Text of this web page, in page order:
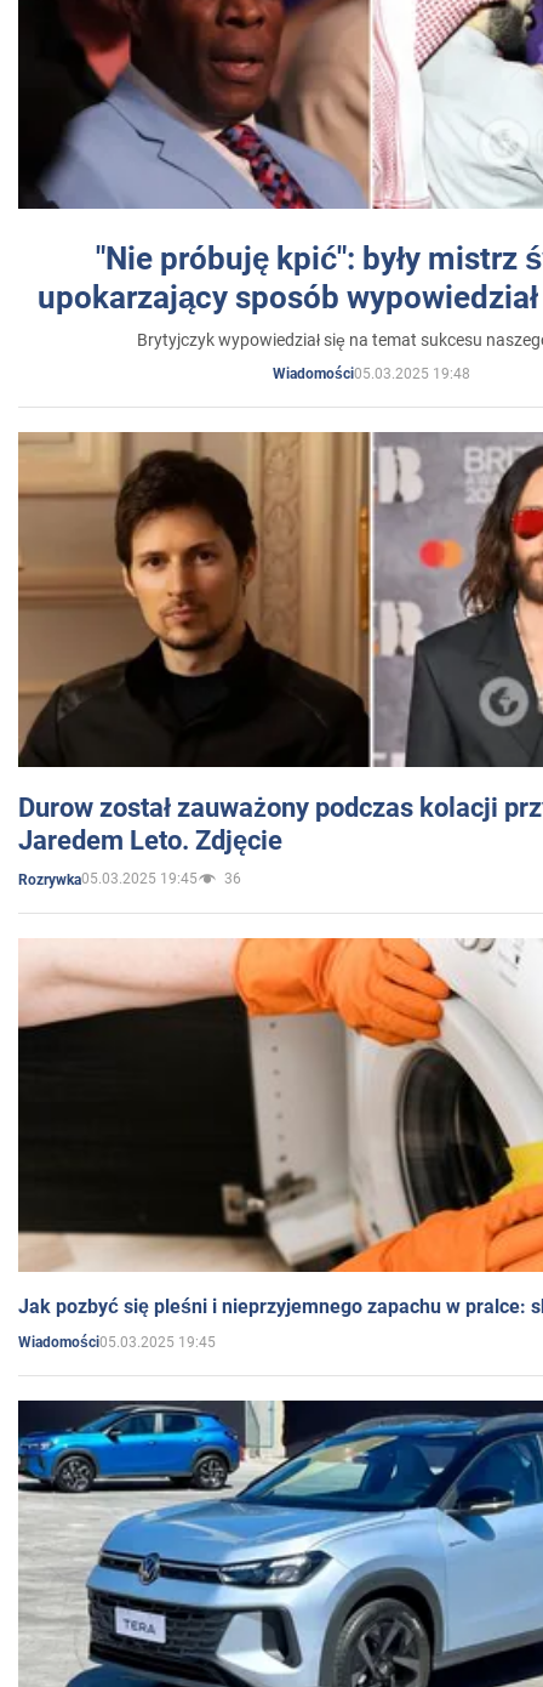
"Nie próbuję kpić": były mistrz
upokarzający sposób
Brytyjczyk wypowiedział się na temat sukcesu
Wiadomości05.03.2025 19:48
Durow został zauważony podczas kolacji
Jaredem Leto. Zdjęcie
Rozrywka05.03.2025 19:45 36
Jak pozbyć się pleśni i nieprzyjemnego zapachu w pralce:
Wiadomości05.03.2025 19:45